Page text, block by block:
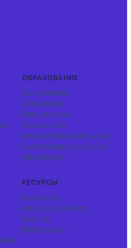
ОБРАЗОВАНИЕ
Абитуриентам
Бакалавриат
Магистратура
Аспирантура
Межфакультетские курсы
Система дистанционного
образования
РЕСУРСЫ
Библиотека
Материалы курсов
Новости
Фотогалерея